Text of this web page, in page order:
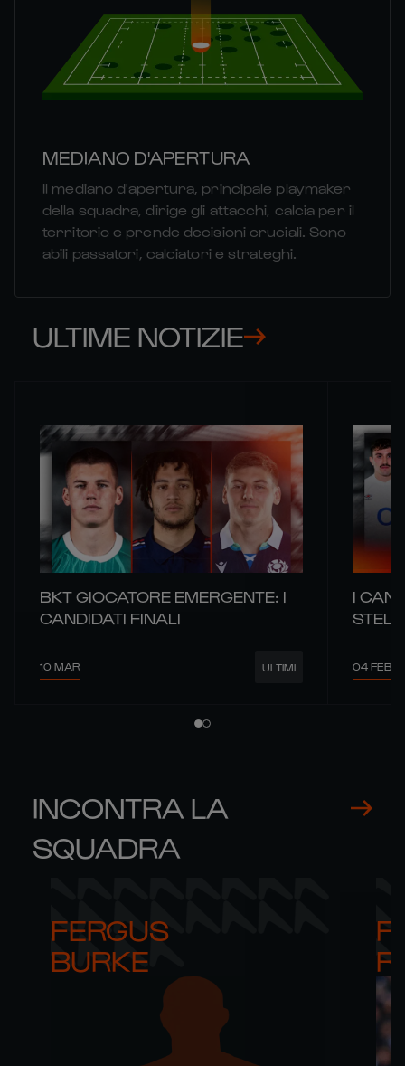
MEDIANO D'APERTURA
Il mediano d'apertura, principale playmaker
della squadra, dirige gli attacchi, calcia per il
territorio e prende decisioni cruciali. Sono
abili passatori, calciatori e strateghi.
ULTIME NOTIZIE
BKT GIOCATORE EMERGENTE: I
CANDIDATI FINALI
10 MAR ULTIMI
I
04 FEB
INCONTRA LA
SQUADRA
FERGUS
BURKE